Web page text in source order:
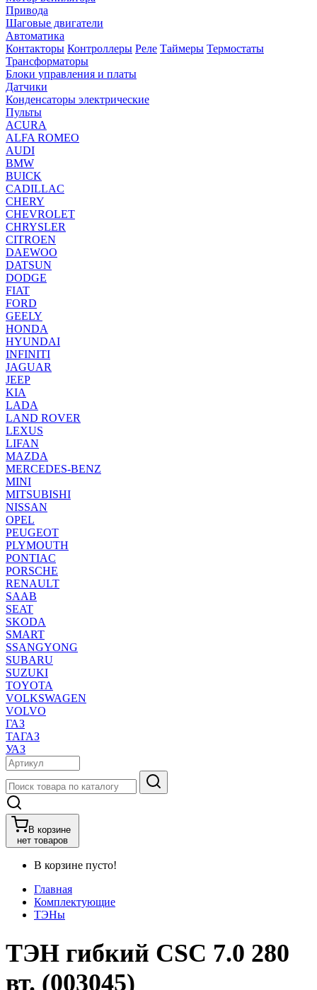
Привода
Шаговые двигатели
Автоматика
Контакторы Контроллеры Реле Таймеры Термостаты
Трансформаторы
Блоки управления и платы
Датчики
Конденсаторы электрические
Пульты
ACURA
ALFA ROMEO
AUDI
BMW
BUICK
CADILLAC
CHERY
CHEVROLET
CHRYSLER
CITROEN
DAEWOO
DATSUN
DODGE
FIAT
FORD
GEELY
HONDA
HYUNDAI
INFINITI
JAGUAR
JEEP
KIA
LADA
LAND ROVER
LEXUS
LIFAN
MAZDA
MERCEDES-BENZ
MINI
MITSUBISHI
NISSAN
OPEL
PEUGEOT
PLYMOUTH
PONTIAC
PORSCHE
RENAULT
SAAB
SEAT
SKODA
SMART
SSANGYONG
SUBARU
SUZUKI
TOYOTA
VOLKSWAGEN
VOLVO
ГАЗ
ТАГАЗ
УАЗ
В корзине
нет товаров
В корзине пусто!
Главная
Комплектующие
ТЭНы
ТЭН гибкий CSC 7.0 280
вт. (003045)